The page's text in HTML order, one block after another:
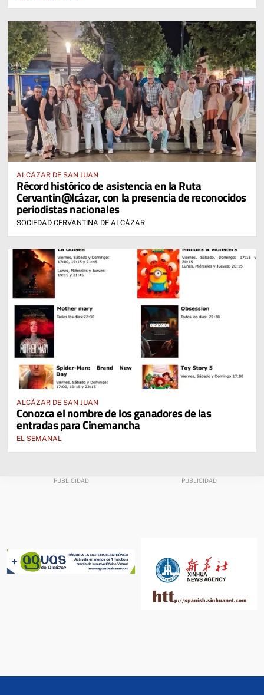
ALCÁZAR DE SAN JUAN
Récord histórico de asistencia en la Ruta
Cervantin@lcázar, con la presencia de reconocidos
periodistas nacionales
SOCIEDAD CERVANTINA DE ALCÁZAR
ALCÁZAR DE SAN JUAN
Conozca el nombre de los ganadores de las
entradas para Cinemancha
EL SEMANAL